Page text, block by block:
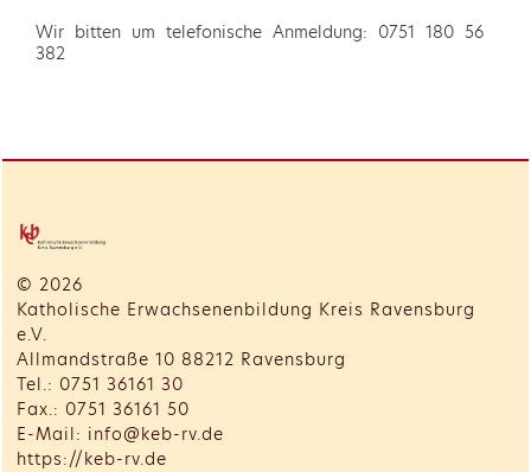
Wir bitten um telefonische Anmeldung: 0751 180 56
382
© 2026
Katholische Erwachsenenbildung Kreis Ravensburg
e.V.
Allmandstraße 10 88212 Ravensburg
Tel.: 0751 36161 30
Fax.: 0751 36161 50
E-Mail: info@keb-rv.de
https://keb-rv.de